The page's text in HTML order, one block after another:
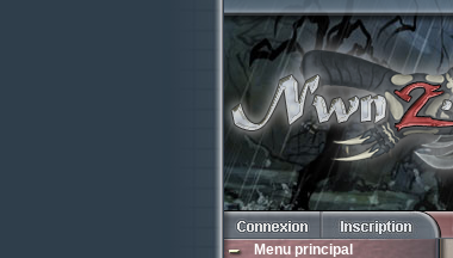
Menu principal